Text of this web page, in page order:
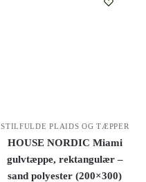
STILFULDE PLAIDS OG TÆPPER
HOUSE NORDIC Miami
gulvtæppe, rektangulær –
sand polyester (200×300)